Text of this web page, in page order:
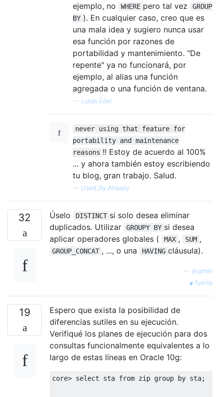
ejemplo, no
WHERE pero tal vez
GROUP
BY ). En cualquier caso, creo que es
una mala idea y sugiero nunca usar
esa función por razones de
portabilidad y mantenimiento. "De
repente" ya no funcionará, por
ejemplo, al alias una función
agregada o una función de ventana.
— Lukas Eder
never using that feature for
portability and maintenance
reasons !! Estoy de acuerdo al 100%
... y ahora también estoy escribiendo
tu blog, gran trabajo. Salud.
— Used_By_Already
32 Úselo DISTINCT si solo desea eliminar
duplicados. Utilizar
GROUPY BY si desea
aplicar operadores globales (
MAX , SUM ,
GROUP_CONCAT , ..., o una HAVING cláusula).
jkramer
fuente
19
Espero que exista la posibilidad de
diferencias sutiles en su ejecución.
Verifiqué los planes de ejecución para dos
consultas funcionalmente equivalentes a lo
largo de estas líneas en Oracle 10g:
core> select sta from zip group by sta;